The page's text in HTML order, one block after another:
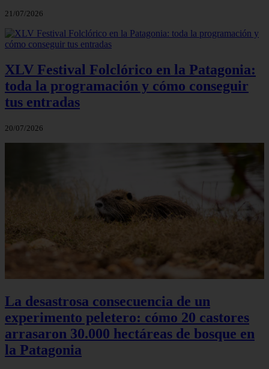
21/07/2026
XLV Festival Folclórico en la Patagonia:
toda la programación y cómo conseguir
tus entradas
20/07/2026
La desastrosa consecuencia de un
experimento peletero: cómo 20 castores
arrasaron 30.000 hectáreas de bosque en
la Patagonia